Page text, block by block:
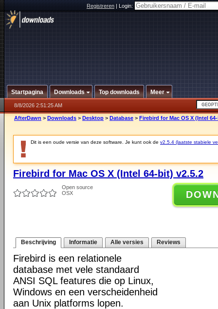
Registreren|Login:
Startpagina Downloads Top downloads Meer
8/8/2026 2:51:25 AM
AfterDawn > Downloads > Desktop > Database > Firebird for Mac OS X (Intel
Dit is een oude versie van deze software. Je kunt ook de v2.5.4 (laatste stabiele
Firebird for Mac OS X (Intel 64-bit) v2.5.2
Open source
OSX
Beschrijving Informatie Alle versies Reviews
Firebird is een relationele
database met vele standaard
ANSI SQL features die op Linux,
Windows en een verscheidenheid
aan Unix platforms lopen.